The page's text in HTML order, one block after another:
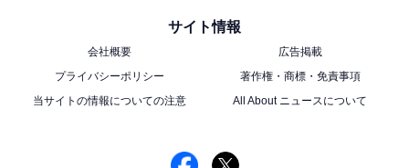
サイト情報
会社概要
広告掲載
プライバシーポリシー
著作権・商標・免責事項
当サイトの情報についての注意
All About ニュースについて